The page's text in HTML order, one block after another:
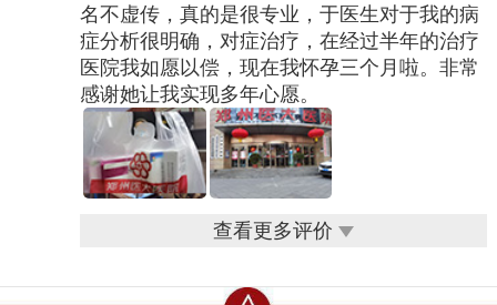
名不虚传，真的是很专业，于医生对于我的病
症分析很明确，对症治疗，在经过半年的治疗
医院我如愿以偿，现在我怀孕三个月啦。非常
感谢她让我实现多年心愿。
查看更多评价